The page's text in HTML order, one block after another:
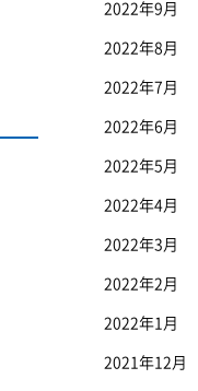
2022年9月
2022年8月
2022年7月
2022年6月
2022年5月
2022年4月
2022年3月
2022年2月
2022年1月
2021年12月